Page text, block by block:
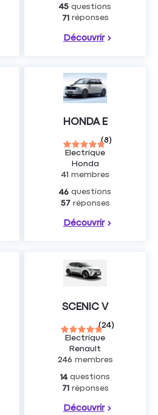
45 questions
71 réponses
Découvrir
HONDA E
(8)
Electrique
Honda
41 membres
46 questions
57 réponses
Découvrir
SCENIC V
(24)
Electrique
Renault
246 membres
14 questions
71 réponses
Découvrir